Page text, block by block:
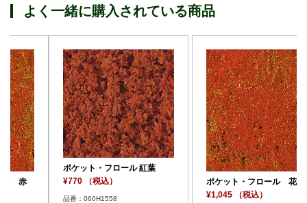
よく一緒に購入されている商品
ポケット・フロール 紅葉
¥770 （税込）
品番：060H1558
ポケット・フロール 花 赤
¥1,045 （税込）